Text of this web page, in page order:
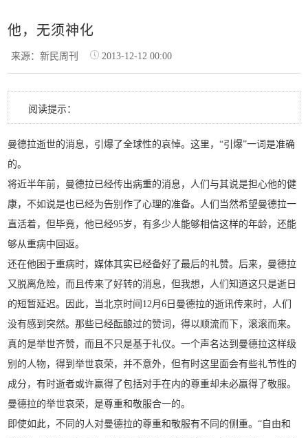
他，无须神化
来源：新民周刊 2013-12-12 00:00
阅读提示：
曼德拉逝世的消息，引爆了全球性的哀悼。这里，“引爆”一词是准确
的。
将近半年前，曼德拉已经传出病重的消息，人们与其说是担心他的健
康，不如说是也已经为告别作了心理的准备。人们当然希望曼德拉一
直活着，但毕竟，他已经95岁，有多少人能够相信这样的年龄，还能
够从重病中回返。
还在他困于重病时，媒体其实已经备好了最后的礼赞。后来，曼德拉
又脱离危险，而且传来了好转的消息，但我想，人们知道这只是逝日
的短暂延迟。因此，当北京时间12月6日曼德拉的逝讯传来时，人们
没有感到突然。那些已经酝酿过的赞词，得以顺流而下，滚滚而来。
真的是举世齐赞，而且不只是基于礼仪。一个声名达到曼德拉这样级
别的人物，得到举世哀荣，并不意外，但有时这里面会有些礼节性的
成分，有时逝者或许赢得了包括对手在内的尊重却未必赢得了敬服。
曼德拉的举世哀荣，是尊重和敬服合一的。
即使如此，不同的人对曼德拉的尊重和敬服有不同的侧重。“自由和